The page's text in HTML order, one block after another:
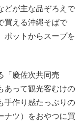
どが主な品ぞろえで
買える沖縄そばで
ポットからスープを
「慶佐次共同売
あって観光客むけの
手作り感たっぷりの
ナツ）をおやつに買